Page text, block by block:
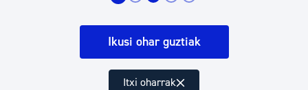
Ikusi ohar guztiak
Itxi oharrak